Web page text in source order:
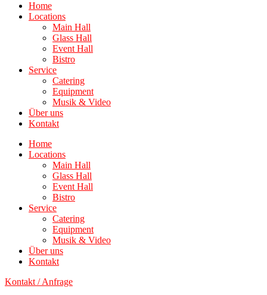
Home
Locations
Main Hall
Glass Hall
Event Hall
Bistro
Service
Catering
Equipment
Musik & Video
Über uns
Kontakt
Home
Locations
Main Hall
Glass Hall
Event Hall
Bistro
Service
Catering
Equipment
Musik & Video
Über uns
Kontakt
Kontakt / Anfrage